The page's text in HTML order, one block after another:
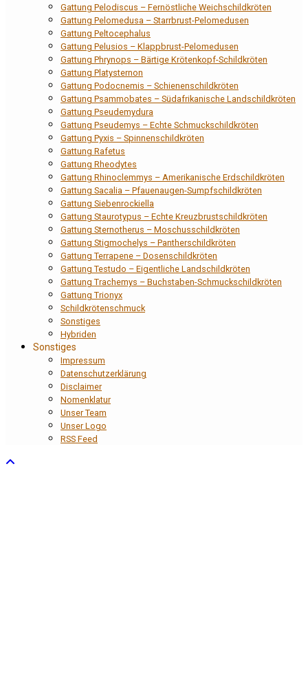
Gattung Pelodiscus – Fernöstliche Weichschildkröten
Gattung Pelomedusa – Starrbrust-Pelomedusen
Gattung Peltocephalus
Gattung Pelusios – Klappbrust-Pelomedusen
Gattung Phrynops – Bärtige Krötenkopf-Schildkröten
Gattung Platysternon
Gattung Podocnemis – Schienenschildkröten
Gattung Psammobates – Südafrikanische Landschildkröten
Gattung Pseudemydura
Gattung Pseudemys – Echte Schmuckschildkröten
Gattung Pyxis – Spinnenschildkröten
Gattung Rafetus
Gattung Rheodytes
Gattung Rhinoclemmys – Amerikanische Erdschildkröten
Gattung Sacalia – Pfauenaugen-Sumpfschildkröten
Gattung Siebenrockiella
Gattung Staurotypus – Echte Kreuzbrustschildkröten
Gattung Sternotherus – Moschusschildkröten
Gattung Stigmochelys – Pantherschildkröten
Gattung Terrapene – Dosenschildkröten
Gattung Testudo – Eigentliche Landschildkröten
Gattung Trachemys – Buchstaben-Schmuckschildkröten
Gattung Trionyx
Schildkrötenschmuck
Sonstiges
Hybriden
Sonstiges
Impressum
Datenschutzerklärung
Disclaimer
Nomenklatur
Unser Team
Unser Logo
RSS Feed